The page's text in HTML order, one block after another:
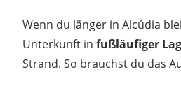
Wenn du länger in Alcúdia
Unterkunft in fußläufiger
Strand. So brauchst du das